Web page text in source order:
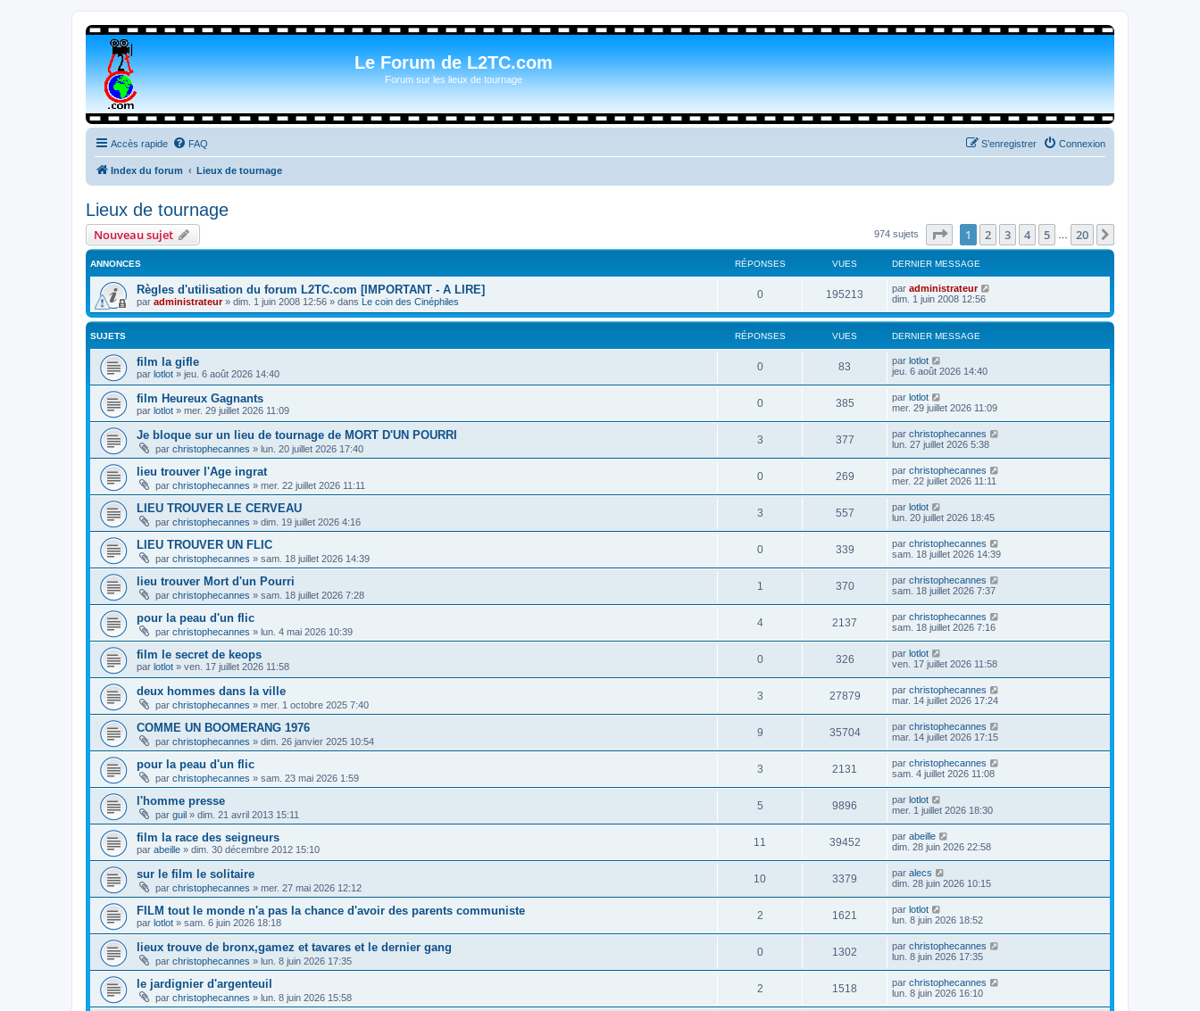
Le Forum de L2TC.com
Forum sur les lieux de tournage
Accès rapide FAQ Connexion
S’enregistrer
Index du forum Lieux de tournage
Lieux de tournage
Nouveau sujet 974 sujets Page sur20
1 2 3 4 5 20
ANNONCES RÉPONSES VUES DERNIER MESSAGE
Règles d'utilisation du forum L2TC.com [IMPORTANT - A LIRE]
par administrateur» dim. 1 juin 2008 12:56 » dans Le coin des Cinéphiles
0 195213 par administrateur
dim. 1 juin 2008 12:56
SUJETS RÉPONSES VUES DERNIER MESSAGE
film la gifle
par lotlot » jeu. 6 août 2026 14:40
0 83 par lotlot
jeu. 6 août 2026 14:40
film Heureux Gagnants
par lotlot » mer. 29 juillet 2026 11:09
0 385 par lotlot
mer. 29 juillet 2026 11:09
Je bloque sur un lieu de tournage de MORT D'UN POURRI
par christophecannes » lun. 20 juillet 2026 17:40
3 377 par christophecannes
lun. 27 juillet 2026 5:38
lieu trouver l'Age ingrat
par christophecannes » mer. 22 juillet 2026 11:11
0 269 par christophecannes
mer. 22 juillet 2026 11:11
LIEU TROUVER LE CERVEAU
par christophecannes » dim. 19 juillet 2026 4:16
3 557 par lotlot
lun. 20 juillet 2026 18:45
LIEU TROUVER UN FLIC
par christophecannes » sam. 18 juillet 2026 14:39
0 339 par christophecannes
sam. 18 juillet 2026 14:39
lieu trouver Mort d'un Pourri
par christophecannes » sam. 18 juillet 2026 7:28
1 370 par christophecannes
sam. 18 juillet 2026 7:37
pour la peau d'un flic
par christophecannes » lun. 4 mai 2026 10:39
4 2137 par christophecannes
sam. 18 juillet 2026 7:16
film le secret de keops
par lotlot » ven. 17 juillet 2026 11:58
0 326 par lotlot
ven. 17 juillet 2026 11:58
deux hommes dans la ville
par christophecannes » mer. 1 octobre 2025 7:40
3 27879 par christophecannes
mar. 14 juillet 2026 17:24
COMME UN BOOMERANG 1976
par christophecannes » dim. 26 janvier 2025 10:54
9 35704 par christophecannes
mar. 14 juillet 2026 17:15
pour la peau d'un flic
par christophecannes » sam. 23 mai 2026 1:59
3 2131 par christophecannes
sam. 4 juillet 2026 11:08
l'homme presse
par guil » dim. 21 avril 2013 15:11
5 9896 par lotlot
mer. 1 juillet 2026 18:30
film la race des seigneurs
par abeille » dim. 30 décembre 2012 15:10
11 39452 par abeille
dim. 28 juin 2026 22:58
sur le film le solitaire
par christophecannes » mer. 27 mai 2026 12:12
10 3379 par alecs
dim. 28 juin 2026 10:15
FILM tout le monde n'a pas la chance d'avoir des parents communiste
par lotlot » sam. 6 juin 2026 18:18
2 1621 par lotlot
lun. 8 juin 2026 18:52
lieux trouve de bronx,gamez et tavares et le dernier gang
par christophecannes » lun. 8 juin 2026 17:35
0 1302 par christophecannes
lun. 8 juin 2026 17:35
le jardignier d'argenteuil
par christophecannes » lun. 8 juin 2026 15:58
2 1518 par christophecannes
lun. 8 juin 2026 16:10